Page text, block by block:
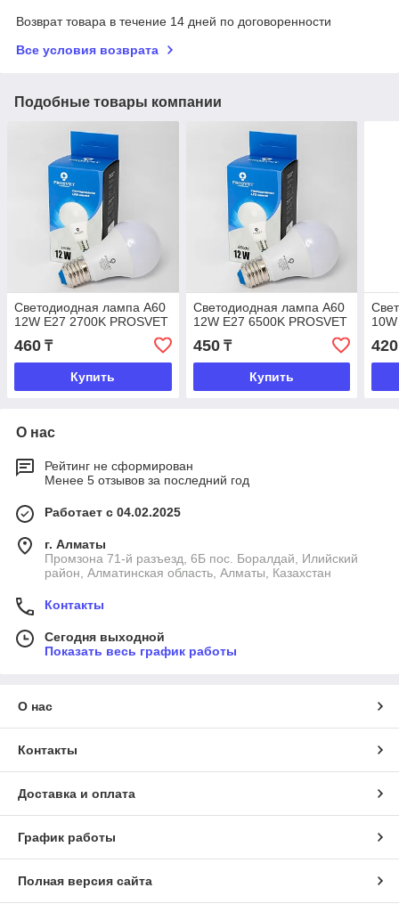
Возврат товара в течение 14 дней по договоренности
Все условия возврата
Подобные товары компании
Светодиодная лампа A60
12W E27 2700K PROSVET
460 ₸
Купить
Светодиодная лампа A60
12W E27 6500K PROSVET
450₸
Купить
420
О нас
Рейтинг не сформирован
Менее 5 отзывов за последний год
Работает с 04.02.2025
г. Алматы
Промзона 71-й разъезд, 6Б пос. Боралдай, Илийский
район, Алматинская область, Алматы, Казахстан
Контакты
Сегодня выходной
Показать весь график работы
О нас
Контакты
Доставка и оплата
График работы
Полная версия сайта